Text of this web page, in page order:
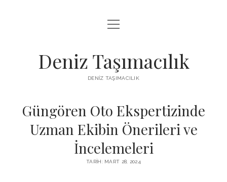
IGTV BEĞENI KASMA PARASIZ
SAYFA LISTESI
TWITTER PROFIL RESMI NASIL DEĞIŞTIRILIR
menüyü
aç
Deniz Taşımacılık
DENIZ TAŞIMACILIK
Güngören Oto Ekspertizinde
Uzman Ekibin Önerileri ve
İncelemeleri
TARIH: MART 28, 2024